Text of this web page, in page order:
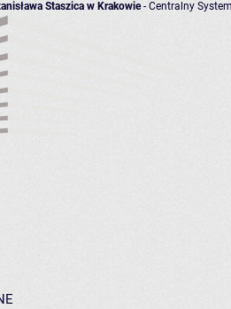
Staszica w Krakowie- Centralny